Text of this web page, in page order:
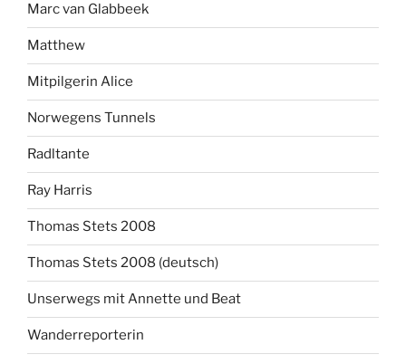
Marc van Glabbeek
Matthew
Mitpilgerin Alice
Norwegens Tunnels
Radltante
Ray Harris
Thomas Stets 2008
Thomas Stets 2008 (deutsch)
Unserwegs mit Annette und Beat
Wanderreporterin